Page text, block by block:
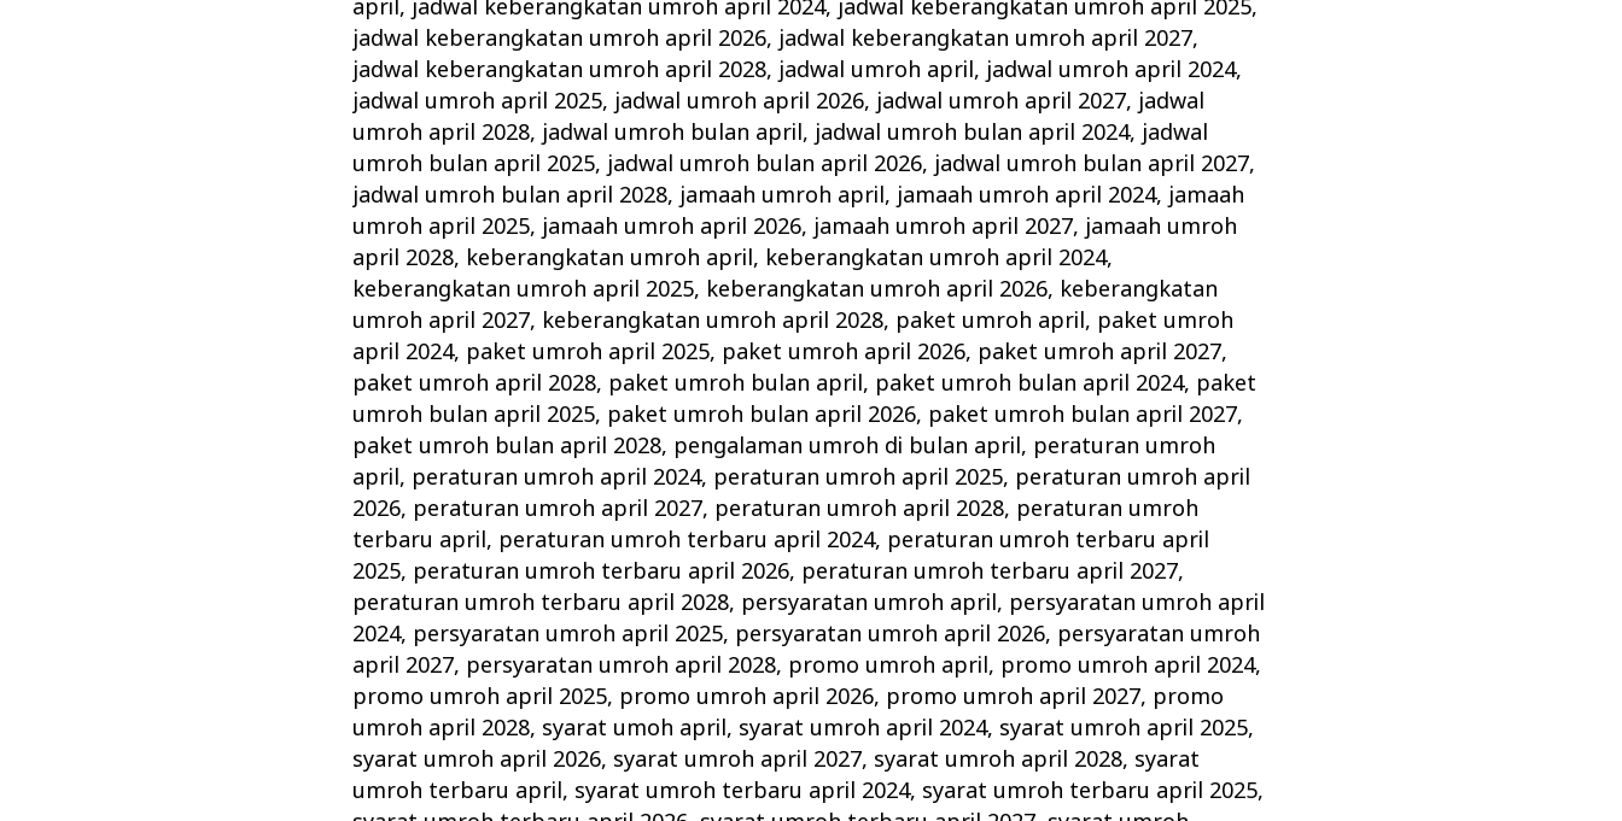
april, jadwal keberangkatan umroh april 2024, jadwal keberangkatan umroh april 2025,
jadwal keberangkatan umroh april 2026, jadwal keberangkatan umroh april 2027,
jadwal keberangkatan umroh april 2028, jadwal umroh april, jadwal umroh april 2024,
jadwal umroh april 2025, jadwal umroh april 2026, jadwal umroh april 2027, jadwal
umroh april 2028, jadwal umroh bulan april, jadwal umroh bulan april 2024, jadwal
umroh bulan april 2025, jadwal umroh bulan april 2026, jadwal umroh bulan april 2027,
jadwal umroh bulan april 2028, jamaah umroh april, jamaah umroh april 2024, jamaah
umroh april 2025, jamaah umroh april 2026, jamaah umroh april 2027, jamaah umroh
april 2028, keberangkatan umroh april, keberangkatan umroh april 2024,
keberangkatan umroh april 2025, keberangkatan umroh april 2026, keberangkatan
umroh april 2027, keberangkatan umroh april 2028, paket umroh april, paket umroh
april 2024, paket umroh april 2025, paket umroh april 2026, paket umroh april 2027,
paket umroh april 2028, paket umroh bulan april, paket umroh bulan april 2024, paket
umroh bulan april 2025, paket umroh bulan april 2026, paket umroh bulan april 2027,
paket umroh bulan april 2028, pengalaman umroh di bulan april, peraturan umroh
april, peraturan umroh april 2024, peraturan umroh april 2025, peraturan umroh april
2026, peraturan umroh april 2027, peraturan umroh april 2028, peraturan umroh
terbaru april, peraturan umroh terbaru april 2024, peraturan umroh terbaru april
2025, peraturan umroh terbaru april 2026, peraturan umroh terbaru april 2027,
peraturan umroh terbaru april 2028, persyaratan umroh april, persyaratan umroh april
2024, persyaratan umroh april 2025, persyaratan umroh april 2026, persyaratan umroh
april 2027, persyaratan umroh april 2028, promo umroh april, promo umroh april 2024,
promo umroh april 2025, promo umroh april 2026, promo umroh april 2027, promo
umroh april 2028, syarat umoh april, syarat umroh april 2024, syarat umroh april 2025,
syarat umroh april 2026, syarat umroh april 2027, syarat umroh april 2028, syarat
umroh terbaru april, syarat umroh terbaru april 2024, syarat umroh terbaru april 2025,